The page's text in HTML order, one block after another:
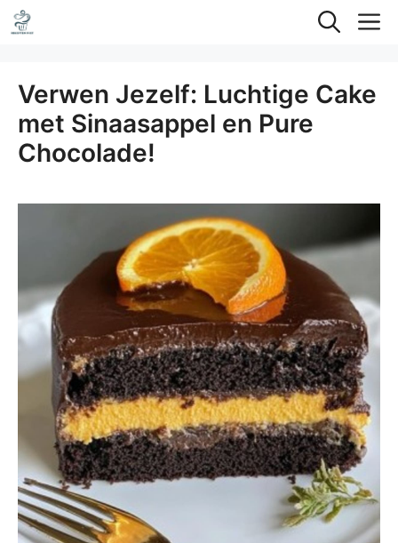
Ga
naar
inhoud
Verwen Jezelf: Luchtige Cake
met Sinaasappel en Pure
Chocolade!